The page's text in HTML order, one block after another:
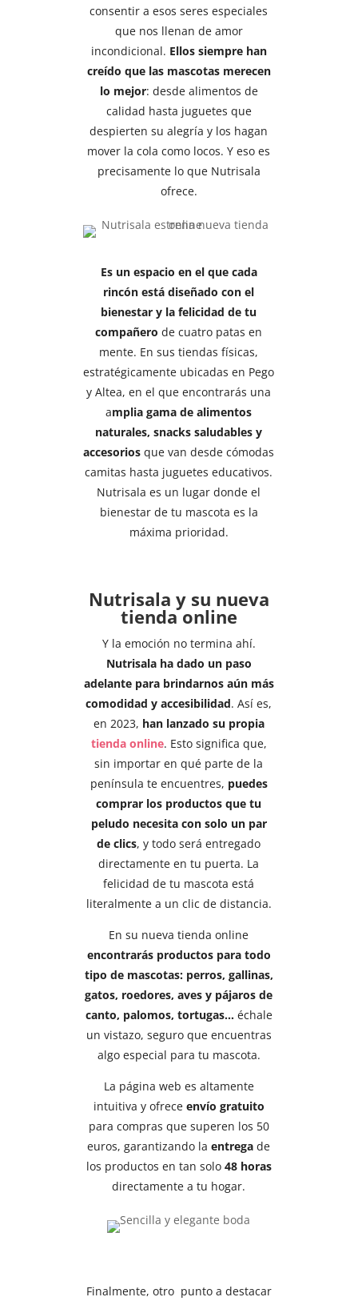
consentir a esos seres especiales
que nos llenan de amor
incondicional. Ellos siempre han
creído que las mascotas merecen
lo mejor: desde alimentos de
calidad hasta juguetes que
despierten su alegría y los hagan
mover la cola como locos. Y eso es
precisamente lo que Nutrisala
ofrece.
Es un espacio en el que cada
rincón está diseñado con el
bienestar y la felicidad de tu
compañero de cuatro patas en
mente. En sus tiendas físicas,
estratégicamente ubicadas en Pego
y Altea, en el que encontrarás una
amplia gama de alimentos
naturales, snacks saludables y
accesorios que van desde cómodas
camitas hasta juguetes educativos.
Nutrisala es un lugar donde el
bienestar de tu mascota es la
máxima prioridad.
Nutrisala y su nueva
tienda online
Y la emoción no termina ahí.
Nutrisala ha dado un paso
adelante para brindarnos aún más
comodidad y accesibilidad. Así es,
en 2023, han lanzado su propia
tienda online. Esto significa que,
sin importar en qué parte de la
península te encuentres, puedes
comprar los productos que tu
peludo necesita con solo un par
de clics, y todo será entregado
directamente en tu puerta. La
felicidad de tu mascota está
literalmente a un clic de distancia.
En su nueva tienda online
encontrarás productos para todo
tipo de mascotas: perros, gallinas,
gatos, roedores, aves y pájaros de
canto, palomos, tortugas… échale
un vistazo, seguro que encuentras
algo especial para tu mascota.
La página web es altamente
intuitiva y ofrece envío gratuito
para compras que superen los 50
euros, garantizando laentrega de
los productos en tan solo 48 horas
directamente a tu hogar.
Finalmente, otro punto a destacar